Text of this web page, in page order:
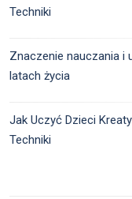
Techniki
Znaczenie nauczania i
latach życia
Jak Uczyć Dzieci
Techniki